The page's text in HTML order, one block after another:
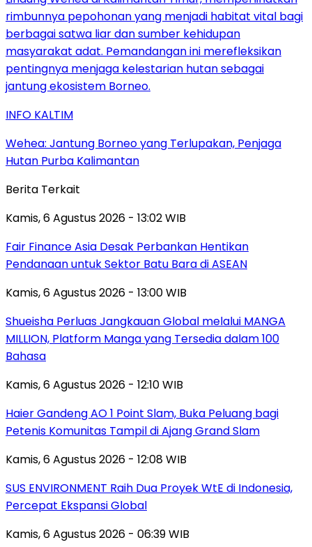
INFO KALTIM
Wehea: Jantung Borneo yang Terlupakan, Penjaga
Hutan Purba Kalimantan
Berita Terkait
Kamis, 6 Agustus 2026 - 13:02 WIB
Fair Finance Asia Desak Perbankan Hentikan
Pendanaan untuk Sektor Batu Bara di ASEAN
Kamis, 6 Agustus 2026 - 13:00 WIB
Shueisha Perluas Jangkauan Global melalui MANGA
MILLION, Platform Manga yang Tersedia dalam 100
Bahasa
Kamis, 6 Agustus 2026 - 12:10 WIB
Haier Gandeng AO 1 Point Slam, Buka Peluang bagi
Petenis Komunitas Tampil di Ajang Grand Slam
Kamis, 6 Agustus 2026 - 12:08 WIB
SUS ENVIRONMENT Raih Dua Proyek WtE di Indonesia,
Percepat Ekspansi Global
Kamis, 6 Agustus 2026 - 06:39 WIB